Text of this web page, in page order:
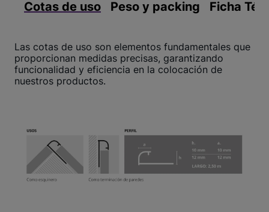
Cotas de uso Peso y packing Ficha
Las cotas de uso son elementos fundamentales que
proporcionan medidas precisas, garantizando
funcionalidad y eficiencia en la colocación de
nuestros productos.